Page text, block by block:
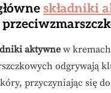
składniki
aktywne w kremach
odgrywają
przyczyniając się